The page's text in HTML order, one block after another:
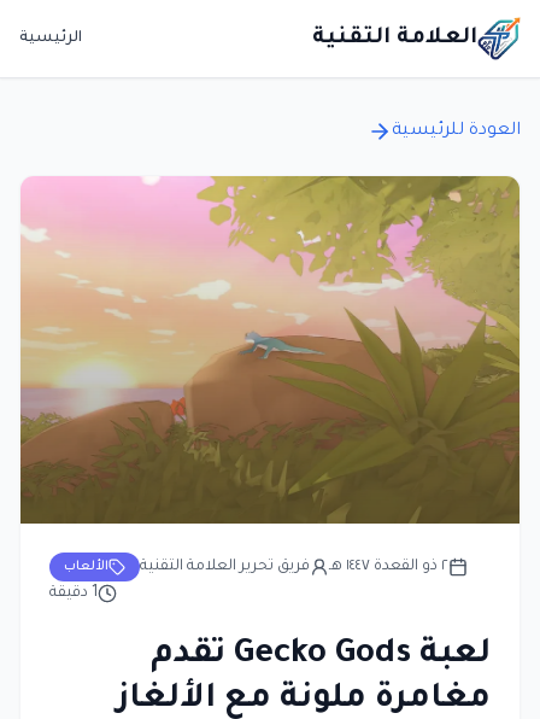
العلامة التقنية الرئيسية
العودة للرئيسية
الألعاب فريق تحرير العلامة التقنية
٢ ذو القعدة ١٤٤٧ هـ
1 دقيقة
لعبة Gecko Gods تقدم
مغامرة ملونة مع الألغاز